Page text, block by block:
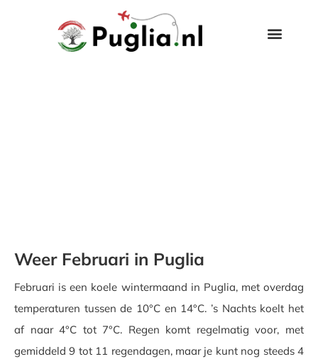
Weer Februari in Puglia
Februari is een koele wintermaand in Puglia, met overdag
temperaturen tussen de 10°C en 14°C. ’s Nachts koelt het
af naar 4°C tot 7°C. Regen komt regelmatig voor, met
gemiddeld 9 tot 11 regendagen, maar je kunt nog steeds 4